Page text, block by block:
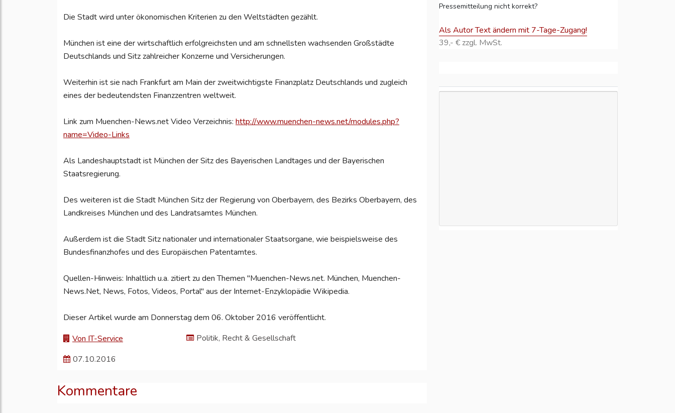
Die Stadt wird unter ökonomischen Kriterien zu den Weltstädten gezählt.
München ist eine der wirtschaftlich erfolgreichsten und am schnellsten wachsenden Großstädte
Deutschlands und Sitz zahlreicher Konzerne und Versicherungen.
Weiterhin ist sie nach Frankfurt am Main der zweitwichtigste Finanzplatz Deutschlands und zugleich
eines der bedeutendsten Finanzzentren weltweit.
Link zum Muenchen-News.net Video Verzeichnis: http://www.muenchen-news.net/modules.php?
name=Video-Links
Als Landeshauptstadt ist München der Sitz des Bayerischen Landtages und der Bayerischen
Staatsregierung.
Des weiteren ist die Stadt München Sitz der Regierung von Oberbayern, des Bezirks Oberbayern, des
Landkreises München und des Landratsamtes München.
Außerdem ist die Stadt Sitz nationaler und internationaler Staatsorgane, wie beispielsweise des
Bundesfinanzhofes und des Europäischen Patentamtes.
Quellen-Hinweis: Inhaltlich u.a. zitiert zu den Themen "Muenchen-News.net. München, Muenchen-
News.Net, News, Fotos, Videos, Portal" aus der Internet-Enzyklopädie Wikipedia.
Dieser Artikel wurde am Donnerstag dem 06. Oktober 2016 veröffentlicht.
Von IT-Service
Politik, Recht & Gesellschaft
07.10.2016
Kommentare
Pressemitteilung nicht korrekt?
Als Autor Text ändern mit 7-Tage-Zugang!
39,- € zzgl. MwSt.